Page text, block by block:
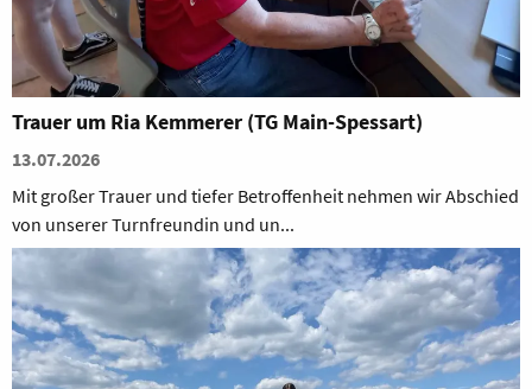
Trauer um Ria Kemmerer (TG Main-Spessart)
13.07.2026
Mit großer Trauer und tiefer Betroffenheit nehmen wir Abschied
von unserer Turnfreundin und un...